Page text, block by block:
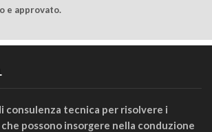
e approvato.
consulenza tecnica per risolvere i
possono insorgere nella conduzione